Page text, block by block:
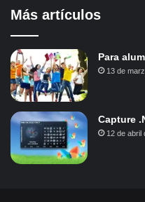
Más artículos
Para
13 de
Capture
12 de abril